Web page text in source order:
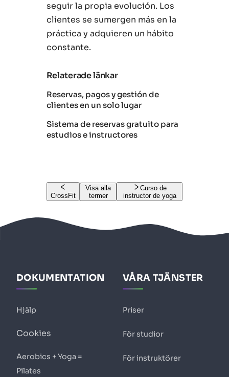
seguir la propia evolución. Los
clientes se sumergen más en la
práctica y adquieren un hábito
constante.
Relaterade länkar
Reservas, pagos y gestión de
clientes en un solo lugar
Sistema de reservas gratuito para
estudios e instructores
CrossFit
Visa alla
termer
Curso de
instructor de yoga
DOKUMENTATION
Hjälp
Cookies
Aerobics + Yoga =
Pilates
VÅRA TJÄNSTER
Priser
För studior
För instruktörer